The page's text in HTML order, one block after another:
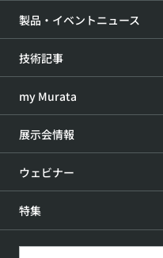
製品・イベントニュース
技術記事
my Murata
展示会情報
ウェビナー
特集